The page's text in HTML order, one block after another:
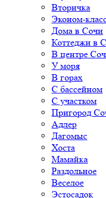
Вторичка
Эконом-
Дома в Сочи
Коттеджи в
В центре
У моря
В горах
С бассейном
С участком
Пригород
Адлер
Дагомыс
Хоста
Мамайка
Раздольное
Веселое
Эстосадок